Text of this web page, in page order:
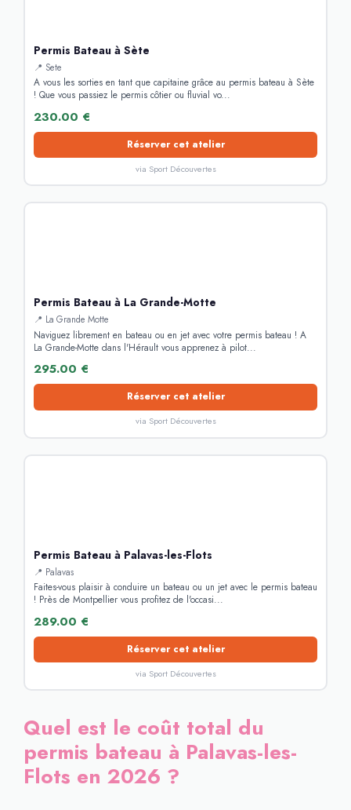
Permis Bateau à Sète
📍 Sete
A vous les sorties en tant que capitaine grâce au permis bateau à Sète
! Que vous passiez le permis côtier ou fluvial vo...
230.00 €
Réserver cet atelier
via Sport Découvertes
Permis Bateau à La Grande-Motte
📍 La Grande Motte
Naviguez librement en bateau ou en jet avec votre permis bateau ! A
La Grande-Motte dans l'Hérault vous apprenez à pilot...
295.00 €
Réserver cet atelier
via Sport Découvertes
Permis Bateau à Palavas-les-Flots
📍 Palavas
Faites-vous plaisir à conduire un bateau ou un jet avec le permis bateau
! Près de Montpellier vous profitez de l'occasi...
289.00 €
Réserver cet atelier
via Sport Découvertes
Quel est le coût total du
permis bateau à Palavas-les-
Flots en 2026 ?